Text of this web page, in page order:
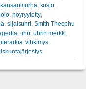
kansanmurha kosto
nöyryytetty
sijaisuhri Smith Theophu
uhri uhrin merkki
vihkimys